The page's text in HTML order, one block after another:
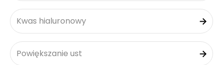
Kwas hialuronowy
Powiększanie ust